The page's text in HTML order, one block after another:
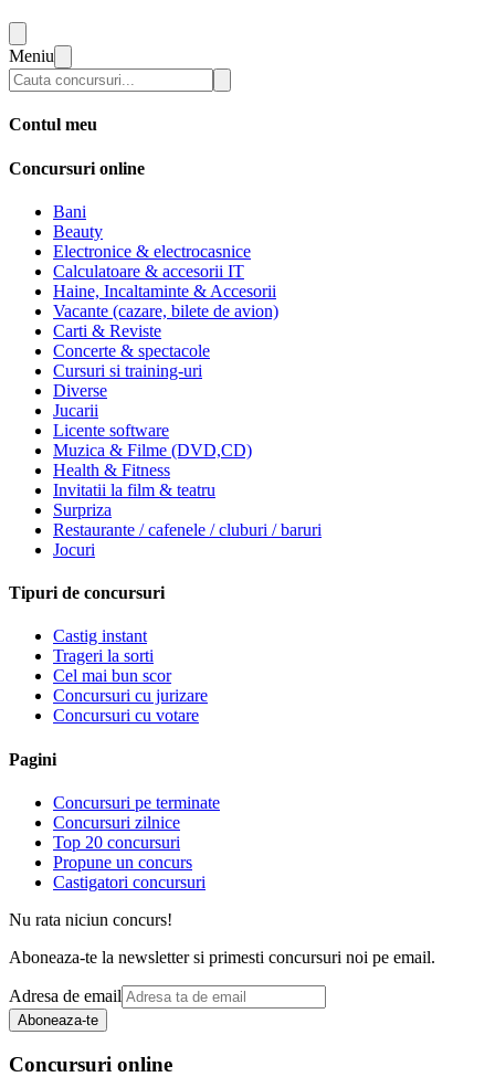
Meniu
Contul meu
Concursuri online
Bani
Beauty
Electronice & electrocasnice
Calculatoare & accesorii IT
Haine, Incaltaminte & Accesorii
Vacante (cazare, bilete de avion)
Carti & Reviste
Concerte & spectacole
Cursuri si training-uri
Diverse
Jucarii
Licente software
Muzica & Filme (DVD,CD)
Health & Fitness
Invitatii la film & teatru
Surpriza
Restaurante / cafenele / cluburi / baruri
Jocuri
Tipuri de concursuri
Castig instant
Trageri la sorti
Cel mai bun scor
Concursuri cu jurizare
Concursuri cu votare
Pagini
Concursuri pe terminate
Concursuri zilnice
Top 20 concursuri
Propune un concurs
Castigatori concursuri
Nu rata niciun concurs!
Aboneaza-te la newsletter si primesti concursuri noi pe email.
Adresa de email
Aboneaza-te
Concursuri online